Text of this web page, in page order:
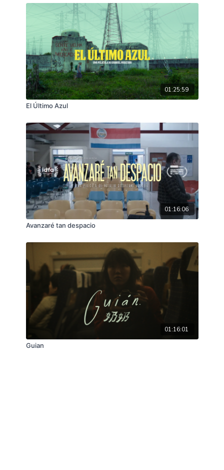
vida. Pero, dondequiera que vaya, desde París a
Nueva York, Palestina parece seguirlo, porque algo
siempre le recuerda a su hogar.
01:25:59
El Último Azul
01:16:06
Avanzaré tan despacio
01:16:01
Guian